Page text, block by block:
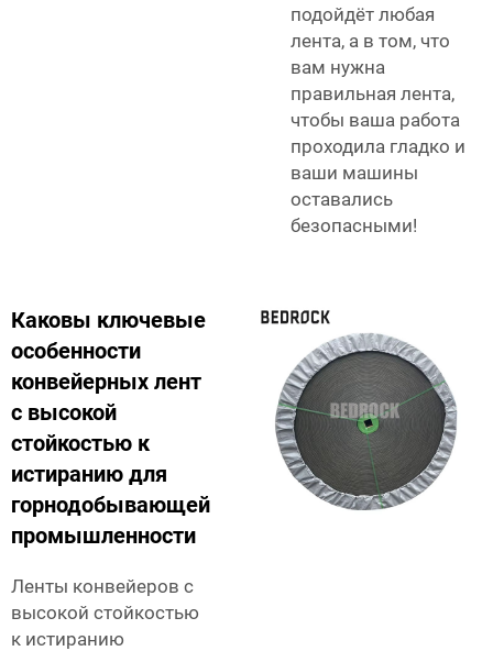
подойдёт любая
лента, а в том, что
вам нужна
правильная лента,
чтобы ваша работа
проходила гладко и
ваши машины
оставались
безопасными!
Каковы ключевые
особенности
конвейерных лент
с высокой
стойкостью к
истиранию для
горнодобывающей
промышленности
Ленты конвейеров с
высокой стойкостью
к истиранию